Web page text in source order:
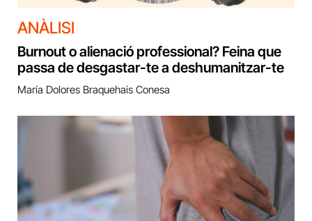
ANÀLISI
Burnout o alienació professional? Feina que
passa de desgastar-te a deshumanitzar-te
María Dolores Braquehais Conesa